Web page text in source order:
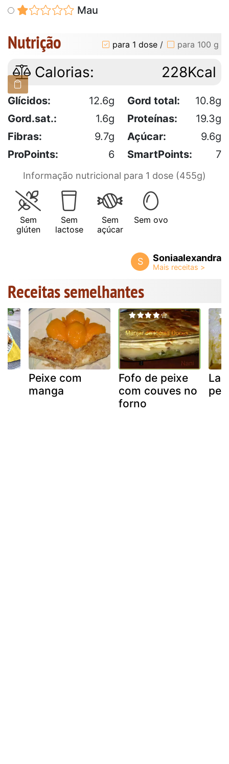
Mau
Nutrição para 1 dose / para 100 g
Calorias: 228Kcal
Glícidos: 12.6g Gord total:
10.8g
Gord.sat.:
1.6g Proteínas:
19.3g
Fibras:
9.7g Açúcar:
9.6g
ProPoints:
6 SmartPoints: 7
Informação nutricional para 1 dose (455g)
Sem
glúten
Sem
lactose
Sem
açúcar
Sem ovo
S Soniaalexandra
Receitas semelhantes
Peixe com
manga
Fofo de peixe
com couves no
forno